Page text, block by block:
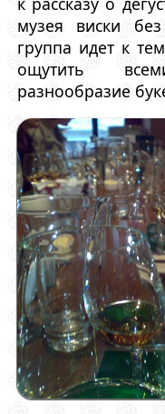
музея виски
группа идет к
ощутить
разнообразие